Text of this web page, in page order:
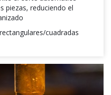
piezas, reduciendo el
cuadradas